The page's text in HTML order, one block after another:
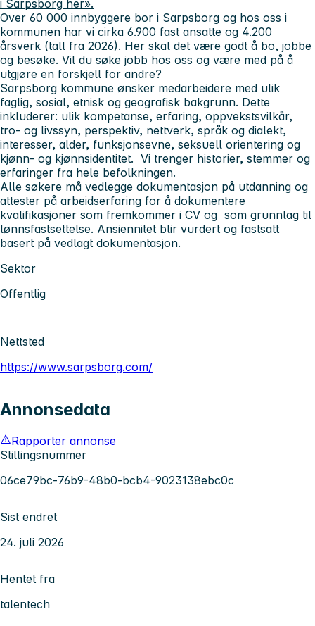
i Sarpsborg her».
Over 60 000 innbyggere bor i Sarpsborg og hos oss i
kommunen har vi cirka 6.900 fast ansatte og 4.200
årsverk (tall fra 2026). Her skal det være godt å bo, jobbe
og besøke. Vil du søke jobb hos oss og være med på å
utgjøre en forskjell for andre?
Sarpsborg kommune ønsker medarbeidere med ulik
faglig, sosial, etnisk og geografisk bakgrunn. Dette
inkluderer: ulik kompetanse, erfaring, oppvekstsvilkår,
tro- og livssyn, perspektiv, nettverk, språk og dialekt,
interesser, alder, funksjonsevne, seksuell orientering og
kjønn- og kjønnsidentitet. Vi trenger historier, stemmer og
erfaringer fra hele befolkningen.
Alle søkere må vedlegge dokumentasjon på utdanning og
attester på arbeidserfaring for å dokumentere
kvalifikasjoner som fremkommer i CV og som grunnlag til
lønnsfastsettelse. Ansiennitet blir vurdert og fastsatt
basert på vedlagt dokumentasjon.
Sektor
Offentlig
Nettsted
https://www.sarpsborg.com/
Annonsedata
Rapporter annonse
Stillingsnummer
06ce79bc-76b9-48b0-bcb4-9023138ebc0c
Sist endret
24. juli 2026
Hentet fra
talentech